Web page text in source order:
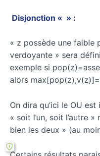
Disjonction « » :
« z possède une faible
verdoyante » sera
exemple si
alors
On dira qu’ici le OU
« soit l’un, soit l’autre »
bien les deux » (au